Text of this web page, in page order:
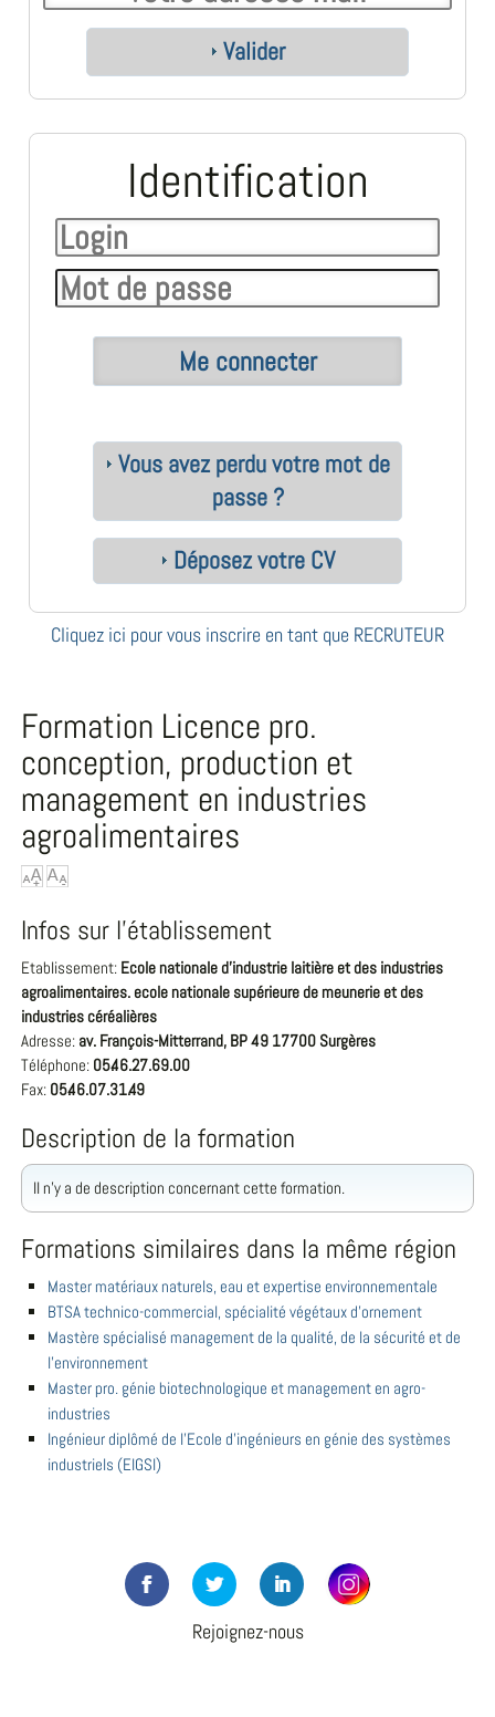
Valider
Identification
Vous avez perdu votre mot de
passe ?
Déposez votre CV
Cliquez ici pour vous inscrire en tant que RECRUTEUR
Formation Licence pro.
conception, production et
management en industries
agroalimentaires
Infos sur l'établissement
Etablissement: Ecole nationale d'industrie laitière et des industries
agroalimentaires. ecole nationale supérieure de meunerie et des
industries céréalières
Adresse: av. François-Mitterrand, BP 49 17700 Surgères
Téléphone: 05.46.27.69.00
Fax: 05.46.07.31.49
Description de la formation
Il n'y a de description concernant cette formation.
Formations similaires dans la même région
Master matériaux naturels, eau et expertise environnementale
BTSA technico-commercial, spécialité végétaux d'ornement
Mastère spécialisé management de la qualité, de la sécurité et de
l'environnement
Master pro. génie biotechnologique et management en agro-
industries
Ingénieur diplômé de l'Ecole d'ingénieurs en génie des systèmes
industriels (EIGSI)
Rejoignez-nous